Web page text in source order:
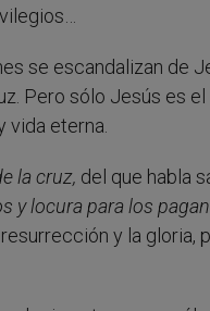
se escandalizan de
Pero sólo Jesús es
vida eterna.
la cruz, del que habla
y locura para los
y la gloria,